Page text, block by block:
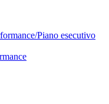
Piano esecutivo